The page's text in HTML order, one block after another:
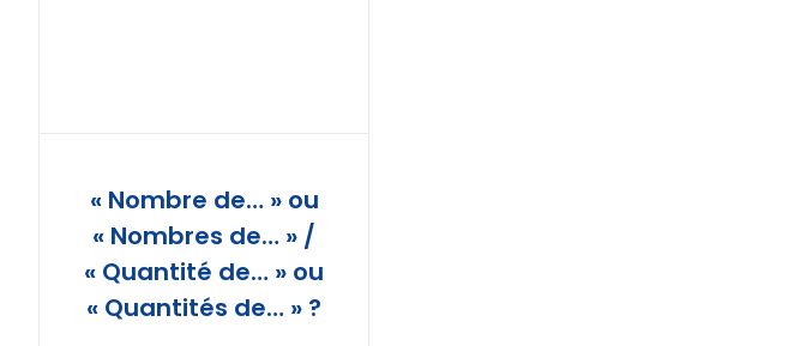
« Nombre de… » ou
« Nombres de… » /
« Quantité de… » ou
« Quantités de… » ?